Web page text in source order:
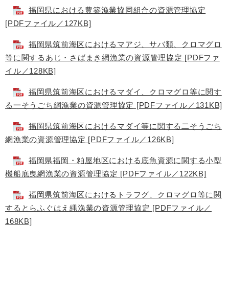
福岡県における豊築漁業協同組合の資源管理協定
[PDFファイル／127KB]
福岡県筑前海区におけるマアジ、サバ類、クロマグロ
等に関するあじ・さばまき網漁業の資源管理協定 [PDFファ
イル／128KB]
福岡県筑前海区におけるマダイ、クロマグロ等に関す
る一そうごち網漁業の資源管理協定 [PDFファイル／131KB]
福岡県筑前海区におけるマダイ等に関する二そうごち
網漁業の資源管理協定 [PDFファイル／126KB]
福岡県福岡・粕屋地区における底魚資源に関する小型
機船底曳網漁業の資源管理協定 [PDFファイル／122KB]
福岡県筑前海区におけるトラフグ、クロマグロ等に関
するとらふぐはえ縄漁業の資源管理協定 [PDFファイル／
168KB]